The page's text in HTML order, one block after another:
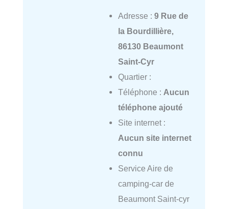
Adresse : 9 Rue de
la Bourdillière,
86130 Beaumont
Saint-Cyr
Quartier :
Téléphone : Aucun
téléphone ajouté
Site internet :
Aucun site internet
connu
Service Aire de
camping-car de
Beaumont Saint-cyr